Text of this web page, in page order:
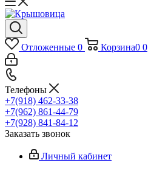
Отложенные 0 Корзина0 0
Телефоны
+7(918) 462-33-38
+7(962) 861-44-79
+7(928) 841-84-12
Заказать звонок
Личный кабинет